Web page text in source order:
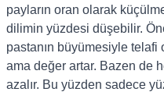
payların oran olarak
dilimin yüzdesi düşebilir.
pastanın büyümesiyle
ama değer artar. Bazen de
azalır. Bu yüzden sadece